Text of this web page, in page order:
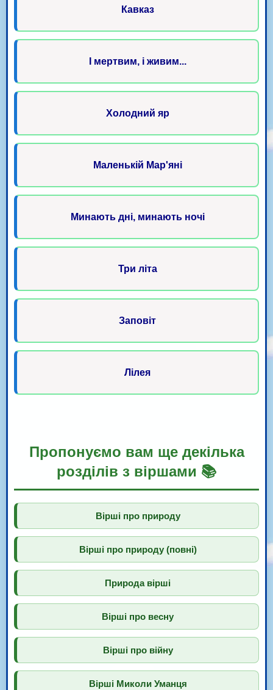
Кавказ
І мертвим, і живим...
Холодний яр
Маленькій Мар'яні
Минають дні, минають ночі
Три літа
Заповіт
Лілея
Пропонуємо вам ще декілька
розділів з віршами 📚
Вірші про природу
Вірші про природу (повні)
Природа вірші
Вірші про весну
Вірші про війну
Вірші Миколи Уманця